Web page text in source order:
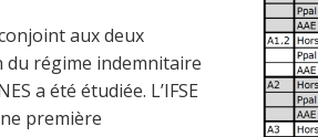
aux deux
du régime indemnitaire
a été étudiée. L’IFSE
première